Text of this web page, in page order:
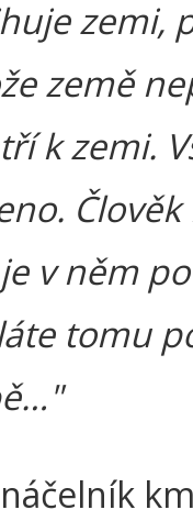
zemi,
země
k zemi.
v něm
tomu